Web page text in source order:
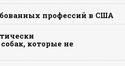
профессий в США
которые не